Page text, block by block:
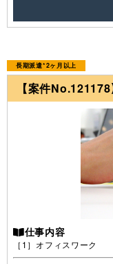
長期派遣*2ヶ月以上
【案件
仕事内容
［1］オフィスワー